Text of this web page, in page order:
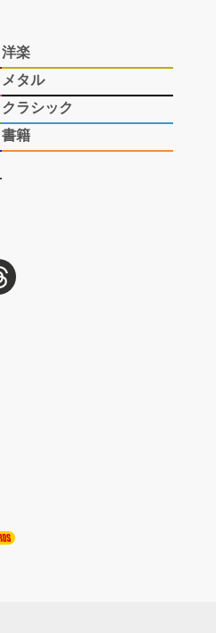
洋楽
メタル
クラシック
書籍